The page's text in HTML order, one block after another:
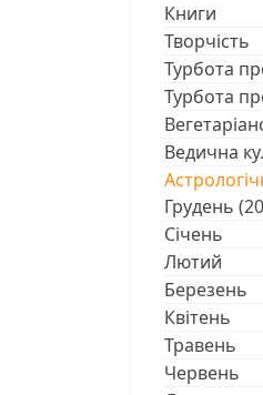
Книги
Творчість
Турбота
Турбота
Ведична
Грудень
Січень
Лютий
Березень
Квітень
Травень
Червень